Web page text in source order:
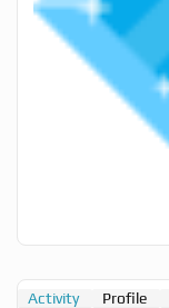
Activity Profile